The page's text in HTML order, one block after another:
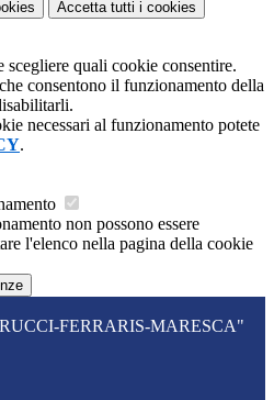
Accetta tutti i cookies
scegliere quali cookie consentire.
consentono il funzionamento della
necessari al funzionamento potete
.
non possono essere
l'elenco nella pagina della cookie
FERRARIS-MARESCA"